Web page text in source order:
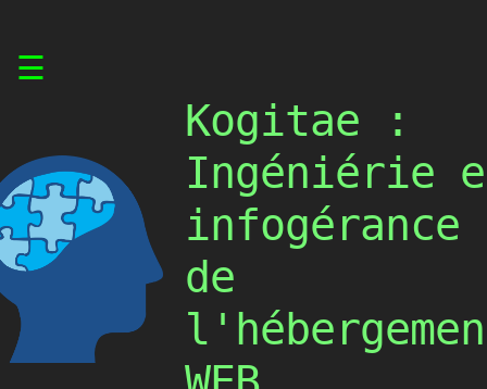
☰
Kogitae :
Ingéniérie
infogérance
de